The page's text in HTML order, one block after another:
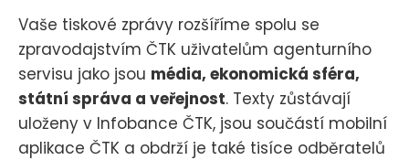
Vaše tiskové zprávy rozšíříme spolu se
zpravodajstvím ČTK uživatelům agenturního
servisu jako jsou média, ekonomická sféra,
státní správa a veřejnost. Texty zůstávají
uloženy v Infobance ČTK, jsou součástí mobilní
aplikace ČTK a obdrží je také tisíce odběratelů